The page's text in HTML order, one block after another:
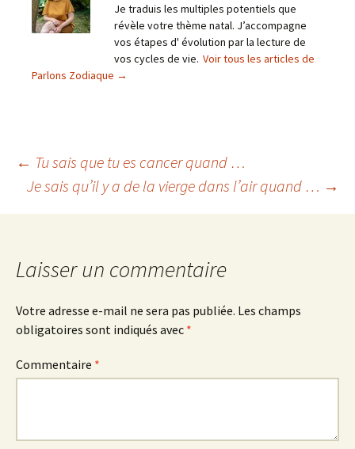
Je traduis les multiples potentiels que
révèle votre thème natal. J’accompagne
vos étapes d' évolution par la lecture de
vos cycles de vie. Voir tous les articles de
Parlons Zodiaque →
Navigation
des
articles
← Tu sais que tu es cancer quand …
Je sais qu’il y a de la vierge dans l’air quand … →
Laisser un commentaire
Votre adresse e-mail ne sera pas publiée. Les champs
obligatoires sont indiqués avec *
Commentaire *